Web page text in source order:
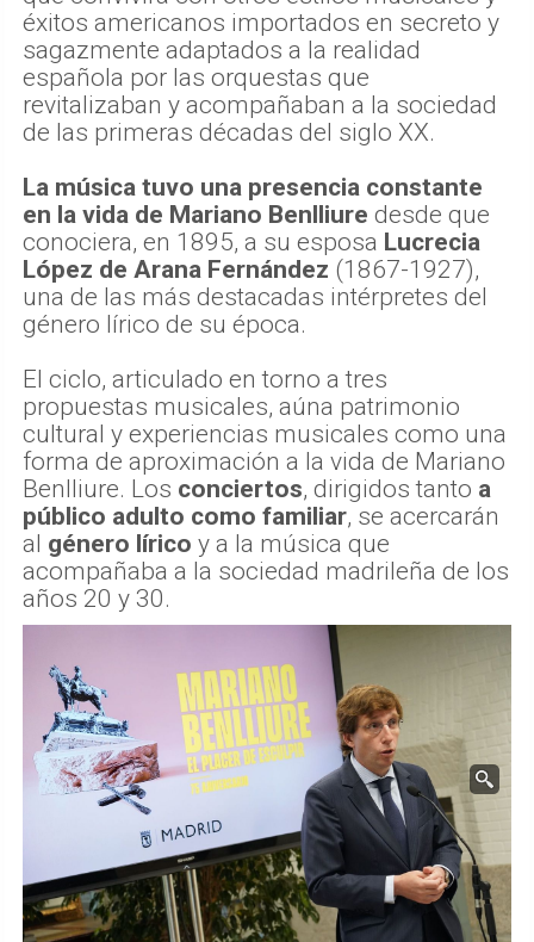
éxitos americanos importados en secreto y
sagazmente adaptados a la realidad
española por las orquestas que
revitalizaban y acompañaban a la sociedad
de las primeras décadas del siglo XX.
La música tuvo una presencia constante
en la vida de Mariano Benlliure desde que
conociera, en 1895, a su esposa Lucrecia
López de Arana Fernández (1867-1927),
una de las más destacadas intérpretes del
género lírico de su época.
El ciclo, articulado en torno a tres
propuestas musicales, aúna patrimonio
cultural y experiencias musicales como una
forma de aproximación a la vida de Mariano
Benlliure. Los conciertos, dirigidos tanto a
público adulto como familiar, se acercarán
al género lírico y a la música que
acompañaba a la sociedad madrileña de los
años 20 y 30.